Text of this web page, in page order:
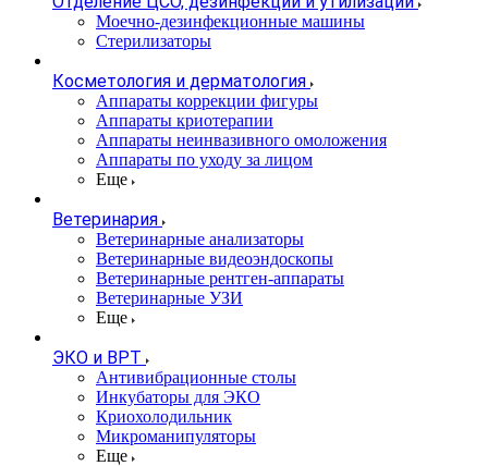
Моечно-дезинфекционные машины
Стерилизаторы
Косметология и дерматология
Аппараты коррекции фигуры
Аппараты криотерапии
Аппараты неинвазивного омоложения
Аппараты по уходу за лицом
Еще
Ветеринария
Ветеринарные анализаторы
Ветеринарные видеоэндоскопы
Ветеринарные рентген-аппараты
Ветеринарные УЗИ
Еще
ЭКО и ВРТ
Антивибрационные столы
Инкубаторы для ЭКО
Криохолодильник
Микроманипуляторы
Еще